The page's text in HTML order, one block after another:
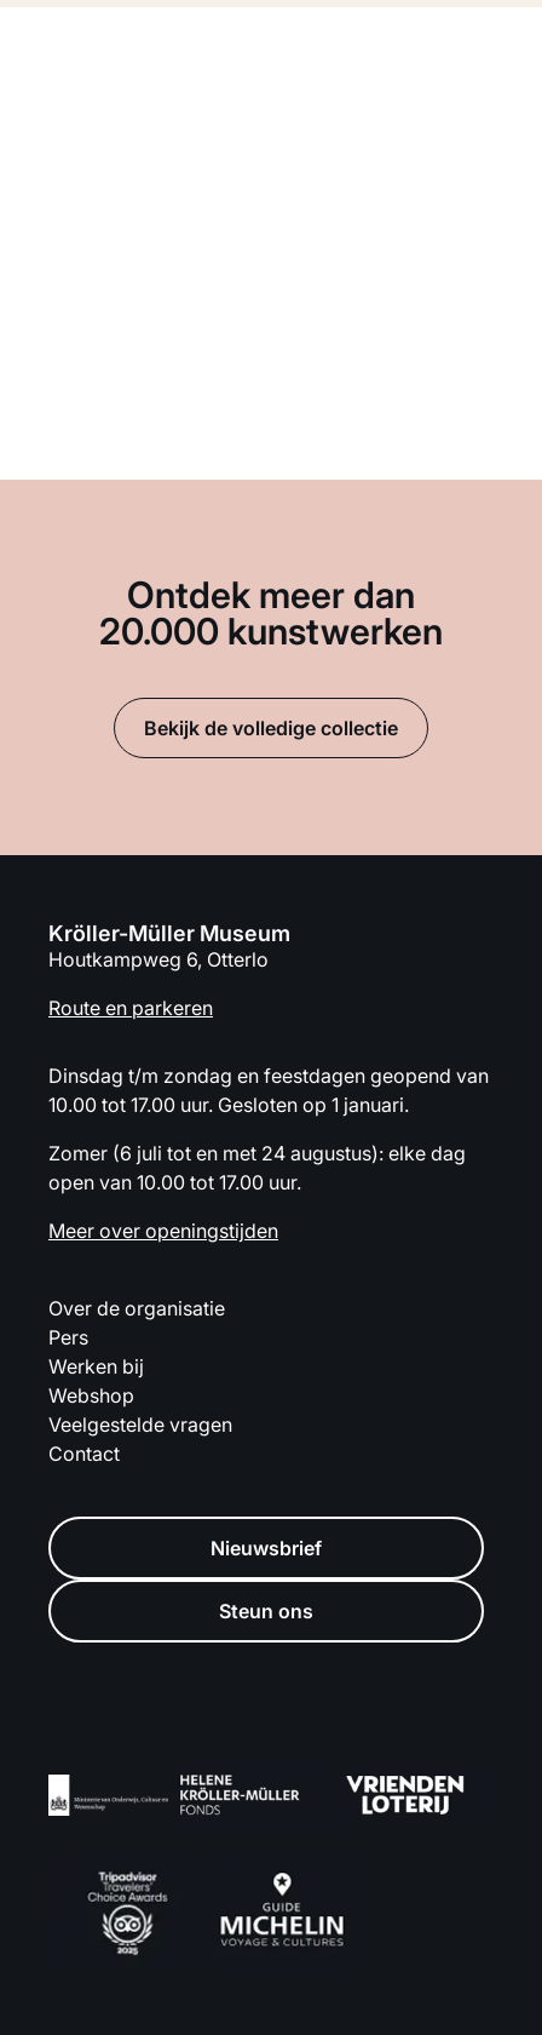
Ontdek meer dan
20.000 kunstwerken
Bekijk de volledige collectie
Kröller-Müller Museum
Houtkampweg 6, Otterlo
Route en parkeren
Dinsdag t/m zondag en feestdagen geopend van
10.00 tot 17.00 uur. Gesloten op 1 januari.
Zomer (6 juli tot en met 24 augustus): elke dag
open van 10.00 tot 17.00 uur.
Meer over openingstijden
Over de organisatie
Pers
Werken bij
Webshop
Veelgestelde vragen
Contact
Nieuwsbrief
Steun ons